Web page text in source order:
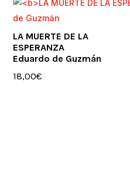
LA MUERTE DE LA
ESPERANZA
Eduardo de Guzmán
18,00€